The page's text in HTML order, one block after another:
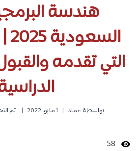
هندسة
التي تقدمه
بواسطة عماد 1 مايو، 2022 تم
58